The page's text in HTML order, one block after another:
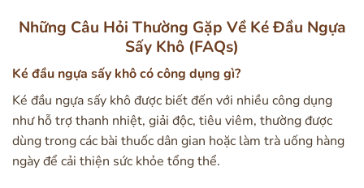
Những Câu Hỏi Thường Gặp Về Ké Đầu Ngựa
Sấy Khô (FAQs)
Ké đầu ngựa sấy khô có công dụng gì?
Ké đầu ngựa sấy khô được biết đến với nhiều công dụng
như hỗ trợ thanh nhiệt, giải độc, tiêu viêm, thường được
dùng trong các bài thuốc dân gian hoặc làm trà uống hàng
ngày để cải thiện sức khỏe tổng thể.